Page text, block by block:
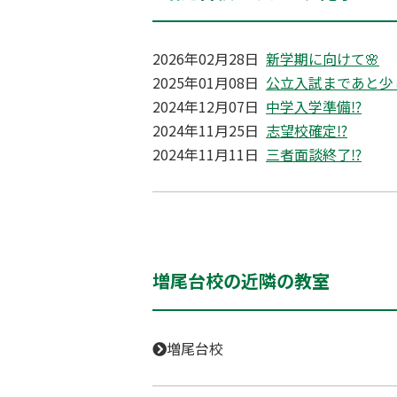
2026年02月28日 新学期に向けて🌸
2025年01月08日 公立入試まであと
2024年12月07日 中学入学準備⁉
2024年11月25日 志望校確定⁉
2024年11月11日 三者面談終了⁉
増尾台校の近隣の教室
増尾台校